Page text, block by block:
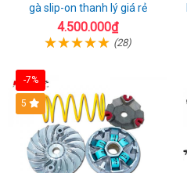
gà slip-on thanh lý giá rẻ
4.500.000₫
(28)
-7%
5